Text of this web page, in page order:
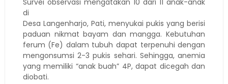
Survei observasi mengatakan 10 dari 11 anak-anak
di
Desa Langenharjo, Pati, menyukai pukis yang berisi
paduan nikmat bayam dan mangga. Kebutuhan
ferum (Fe) dalam tubuh dapat terpenuhi dengan
mengonsumsi 2-3 pukis sehari. Sehingga, anemia
yang memiliki “anak buah” 4P, dapat dicegah dan
diobati.